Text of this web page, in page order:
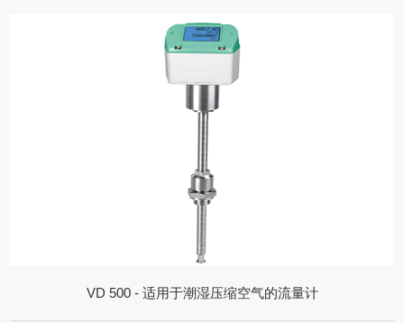
VD 500 - 适用于潮湿压缩空气的流量计